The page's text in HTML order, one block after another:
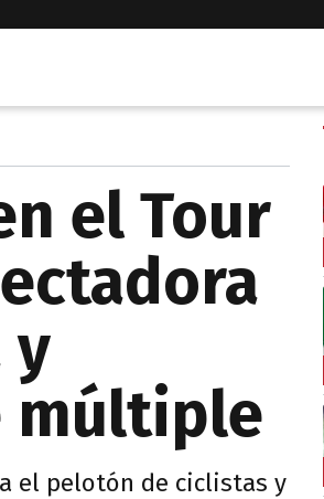
el Tour
y
múltiple
el pelotón de ciclistas y